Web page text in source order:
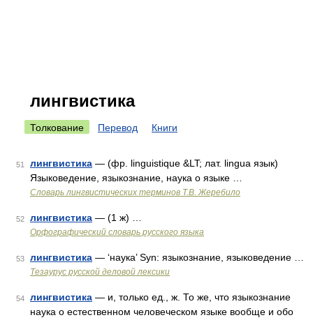
лингвистика
Толкование Перевод Книги
51 лингвистика — (фр. linguistique &LT; лат. lingua язык)
Языковедение, языкознание, наука о языке …
Словарь лингвистических терминов Т.В. Жеребило
52 лингвистика — (1 ж) …
Орфографический словарь русского языка
53 лингвистика — ‘наука’ Syn: языкознание, языковедение …
Тезаурус русской деловой лексики
54 лингвистика — и, только ед., ж. То же, что языкознание
наука о естественном человеческом языке вообще и обо